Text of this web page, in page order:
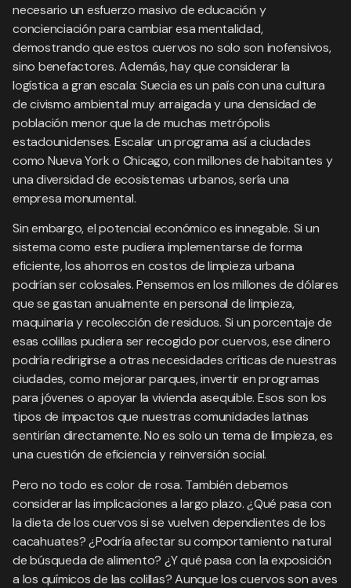
necesario un esfuerzo masivo de educación y
concienciación para cambiar esa mentalidad,
demostrando que estos cuervos no solo son inofensivos,
sino benefactores. Además, hay que considerar la
logística a gran escala: Suecia es un país con una cultura
de civismo ambiental muy arraigada y una densidad de
población menor que la de muchas metrópolis
estadounidenses. Escalar un programa así a ciudades
como Nueva York o Chicago, con millones de habitantes y
una diversidad de ecosistemas urbanos, sería una
empresa monumental.
Sin embargo, el potencial económico es innegable. Si un
sistema como este pudiera implementarse de forma
eficiente, los ahorros en costos de limpieza urbana
podrían ser colosales. Pensemos en los millones de dólares
que se gastan anualmente en personal de limpieza,
maquinaria y recolección de residuos. Si un porcentaje de
esas colillas pudiera ser recogido por cuervos, ese dinero
podría redirigirse a otras necesidades críticas de nuestras
ciudades, como mejorar parques, invertir en programas
para jóvenes o apoyar la vivienda asequible. Esos son los
tipos de impactos que nuestras comunidades latinas
sentirían directamente. No es solo un tema de limpieza, es
una cuestión de eficiencia y reinversión social.
Pero no todo es color de rosa. También debemos
considerar las implicaciones a largo plazo. ¿Qué pasa con
la dieta de los cuervos si se vuelven dependientes de los
cacahuates? ¿Podría afectar su comportamiento natural
de búsqueda de alimento? ¿Y qué pasa con la exposición
a los químicos de las colillas? Aunque los cuervos son aves